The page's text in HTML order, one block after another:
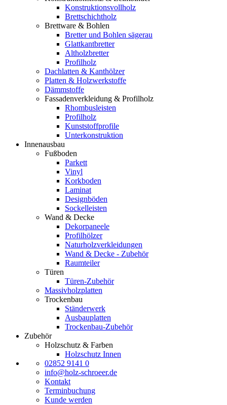
Konstruktionsvollholz
Brettschichtholz
Brettware & Bohlen
Bretter und Bohlen sägerau
Glattkantbretter
Altholzbretter
Profilholz
Dachlatten & Kanthölzer
Platten & Holzwerkstoffe
Dämmstoffe
Fassadenverkleidung & Profilholz
Rhombusleisten
Profilholz
Kunststoffprofile
Unterkonstruktion
Innenausbau
Fußboden
Parkett
Vinyl
Korkboden
Laminat
Designböden
Sockelleisten
Wand & Decke
Dekorpaneele
Profilhölzer
Naturholzverkleidungen
Wand & Decke - Zubehör
Raumteiler
Türen
Türen-Zubehör
Massivholzplatten
Trockenbau
Ständerwerk
Ausbauplatten
Trockenbau-Zubehör
Zubehör
Holzschutz & Farben
Holzschutz Innen
02852 9141 0
info@holz-schroeer.de
Kontakt
Terminbuchung
Kunde werden